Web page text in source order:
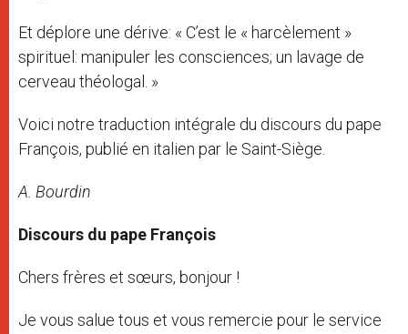
Et déplore une dérive: « C’est le « harcèlement »
spirituel: manipuler les consciences; un lavage de
cerveau théologal. »
Voici notre traduction intégrale du discours du pape
François, publié en italien par le Saint-Siège.
A. Bourdin
Discours du pape François
Chers frères et sœurs, bonjour !
Je vous salue tous et vous remercie pour le service